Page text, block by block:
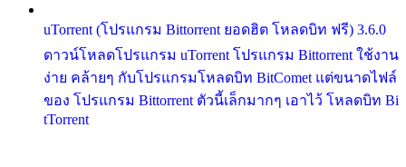
uTorrent (โปรแกรม Bittorrent ยอดฮิต โหลดบิท ฟรี) 3.6.0
ดาวน์โหลดโปรแกรม uTorrent โปรแกรม Bittorrent ใช้งาน
ง่าย คล้ายๆ กับโปรแกรมโหลดบิท BitComet แต่ขนาดไฟล์
ของ โปรแกรม Bittorrent ตัวนี้เล็กมากๆ เอาไว้ โหลดบิท Bi
tTorrent